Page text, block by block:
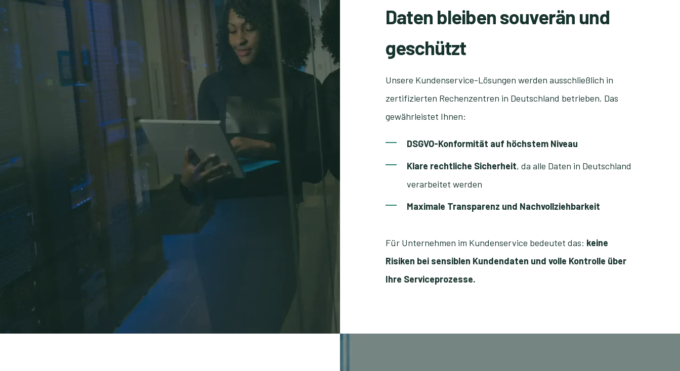
Daten bleiben souverän und
geschützt
Unsere Kundenservice-Lösungen werden ausschließlich in
zertifizierten Rechenzentren in Deutschland betrieben. Das
gewährleistet Ihnen:
DSGVO-Konformität auf höchstem Niveau
Klare rechtliche Sicherheit, da alle Daten in Deutschland
verarbeitet werden
Maximale Transparenz und Nachvollziehbarkeit
Für Unternehmen im Kundenservice bedeutet das: keine
Risiken bei sensiblen Kundendaten und volle Kontrolle über
Ihre Serviceprozesse.